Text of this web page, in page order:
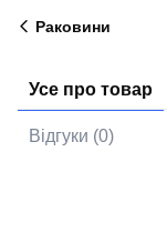
Раковини
Усе про товар
Відгуки (0)